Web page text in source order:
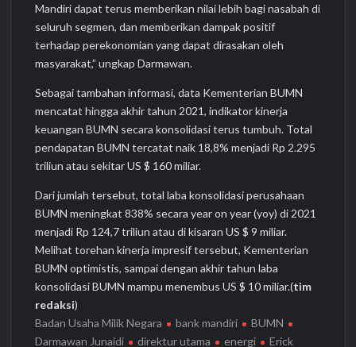
Mandiri dapat terus memberikan nilai lebih bagi nasabah di
seluruh segmen, dan memberikan dampak positif
terhadap perekonomian yang dapat dirasakan oleh
masyarakat,” ungkap Darmawan.
Sebagai tambahan informasi, data Kementerian BUMN
mencatat hingga akhir tahun 2021, indikator kinerja
keuangan BUMN secara konsolidasi terus tumbuh. Total
pendapatan BUMN tercatat naik 18,8% menjadi Rp 2.295
triliun atau sekitar US $ 160 miliar.
Dari jumlah tersebut, total laba konsolidasi perusahaan
BUMN meningkat 838% secara year on year (yoy) di 2021
menjadi Rp 124,7 triliun atau di kisaran US $ 9 miliar.
Melihat torehan kinerja impresif tersebut, Kementerian
BUMN optimistis, sampai dengan akhir tahun laba
konsolidasi BUMN mampu menembus US $ 10 miliar.(tim
redaksi)
Badan Usaha Milik Negara
bank mandiri
BUMN
Darmawan Junaidi
direktur utama energi
Erick